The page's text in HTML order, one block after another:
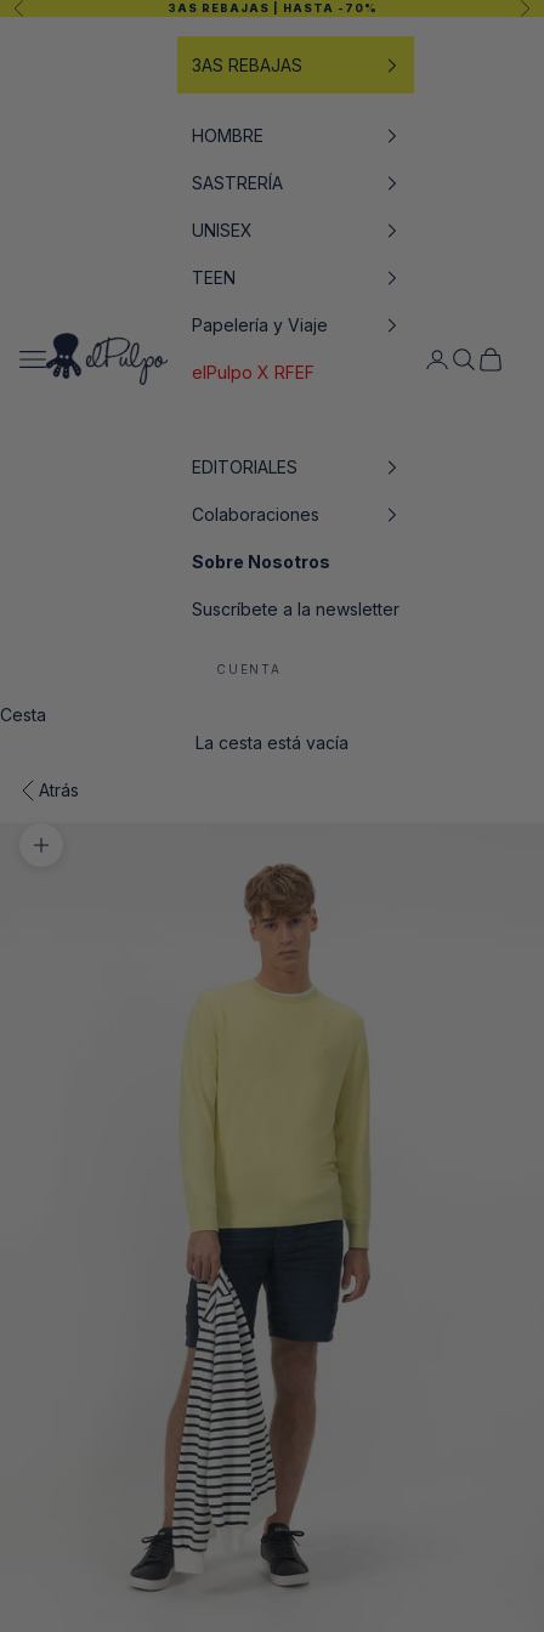
Ir al contenido
Anterior 3AS REBAJAS | HASTA -70%
elPulpo
Abrir menú de navegación Abrir página
AbrirAbrir
3AS REBAJAS
HOMBRE
SASTRERÍA
UNISEX
TEEN
Papelería y Viaje
elPulpo X RFEF
EDITORIALES
Colaboraciones
Sobre Nosotros
Suscríbete a la newsletter
CUENTA
Cesta
La cesta está vacía
Atrás
Zoom